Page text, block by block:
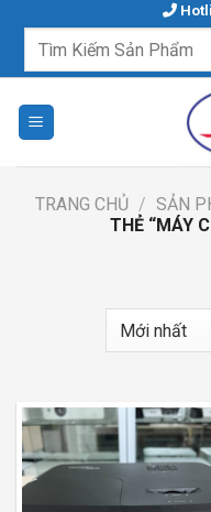
content
Tìm
TRANG CHỦ / SẢN
THẺ “MÁY